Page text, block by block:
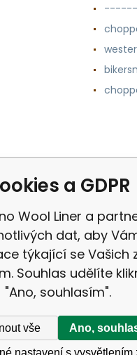
a GDPR
Wool Liner a
dat, aby
týkající se Vašich
Souhlas udělíte
"Ano, souhlasím".
vše Ano,
nastavení s vysvětlením